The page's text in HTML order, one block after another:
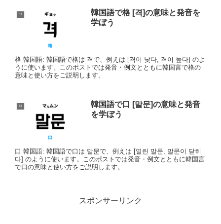
ㄱ
韓国語で格 [격]の意味と発音を
学ぼう
格 韓国語: 韓国語で格は 격で、例えは [격이 낮다, 격이 높다] のよ
うに使います。このポストでは発音・例文とともに韓国言で格の
意味と使い方をご説明します。
ㅁ
韓国語で口 [말문]の意味と発音
を学ぼう
口 韓国語: 韓国語で口は 말문で、例えは [열린 말문, 말문이 닫히
다] のように使います。このポストでは発音・例文とともに韓国言
で口の意味と使い方をご説明します。
スポンサーリンク